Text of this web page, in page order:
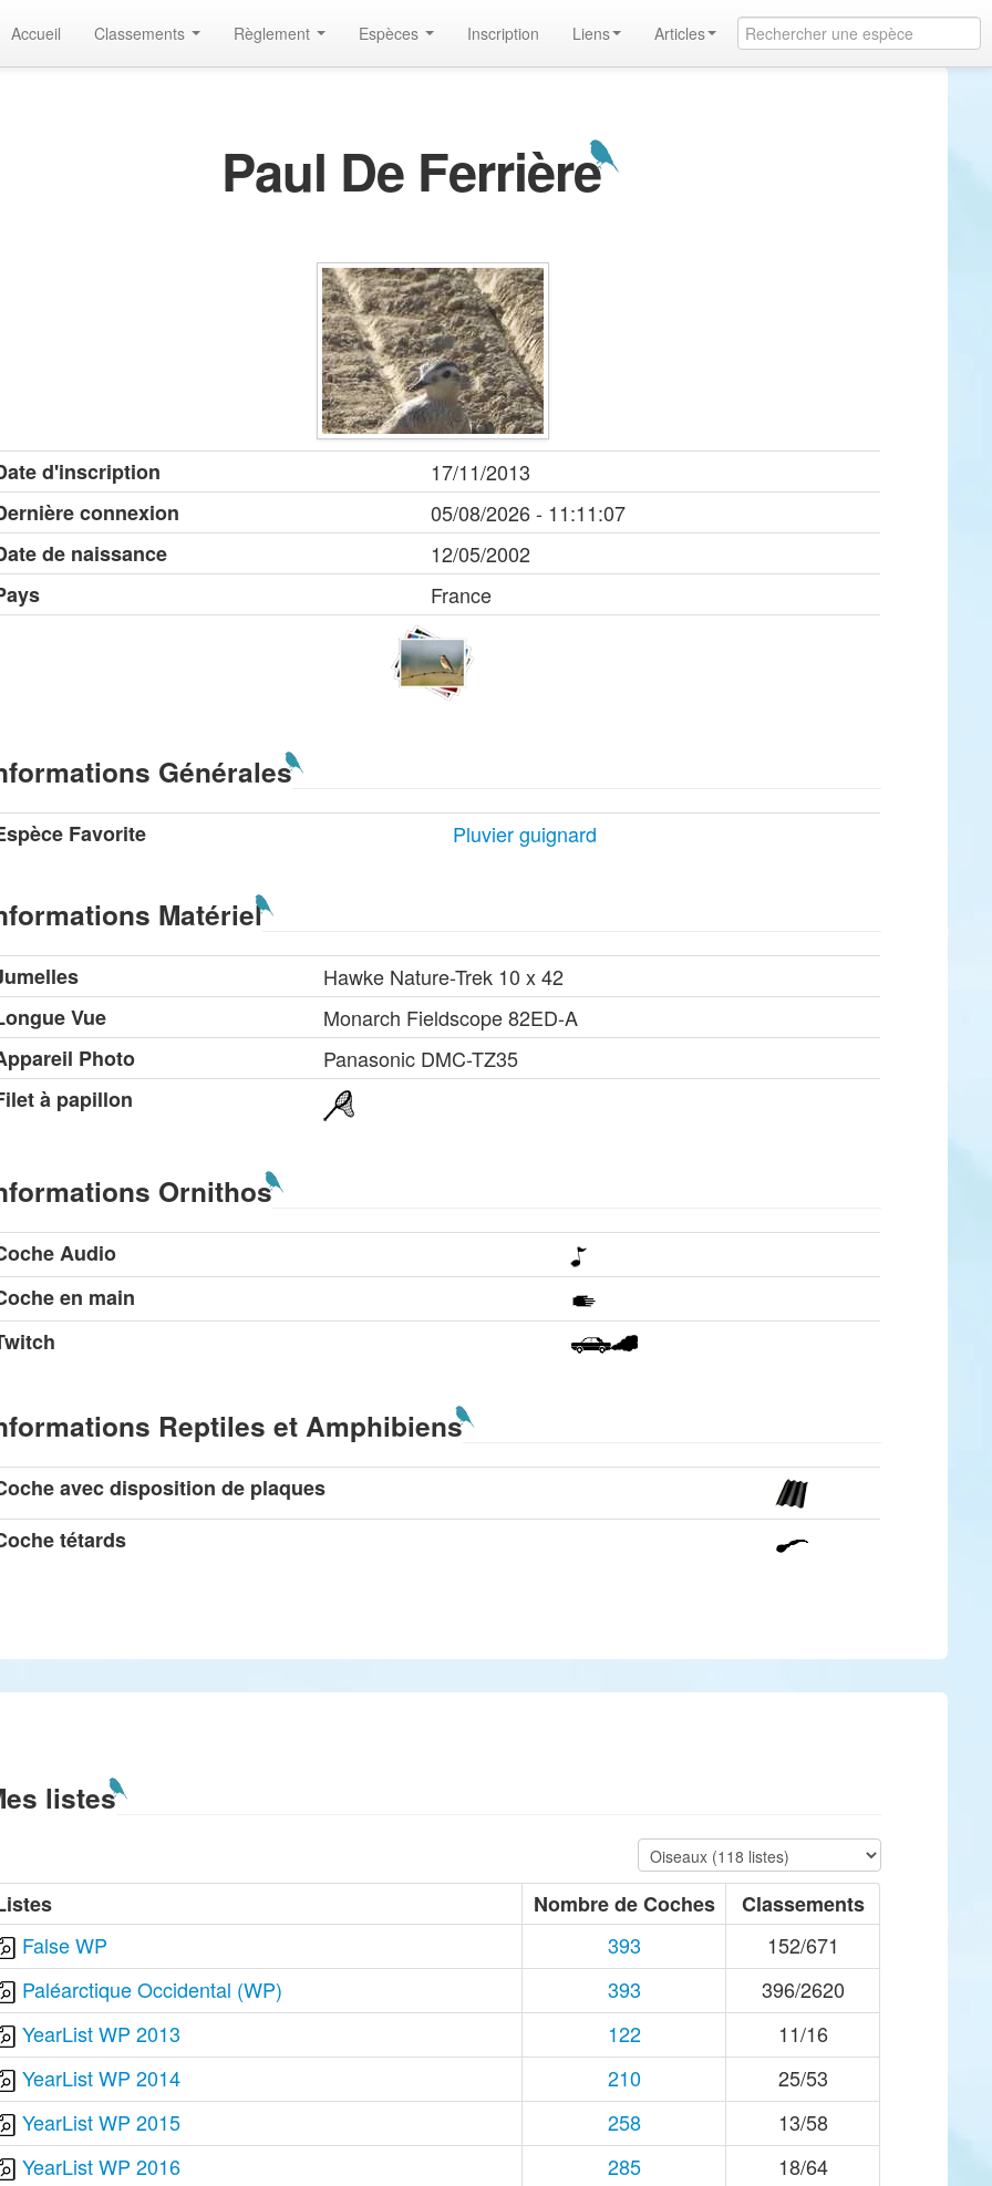
Accueil Classements Règlement Espèces Inscription Liens Articles
Paul De Ferrière
d'inscription
17/11/2013
connexion
05/08/2026 - 11:11:07
de naissance
12/05/2002
France
Générales
Favorite Pluvier guignard
Matériel
Hawke Nature-Trek 10 x 42
Vue
Monarch Fieldscope 82ED-A
Photo
Panasonic DMC-TZ35
à papillon
Ornithos
Audio
en main
Reptiles et Amphibiens
avec disposition de plaques
tétards
listes
Nombre de Coches
Classements
False WP
393
152/671
Paléarctique Occidental (WP)
393
396/2620
YearList WP 2013
122
11/16
YearList WP 2014
210
25/53
YearList WP 2015
258
13/58
YearList WP 2016
285
18/64